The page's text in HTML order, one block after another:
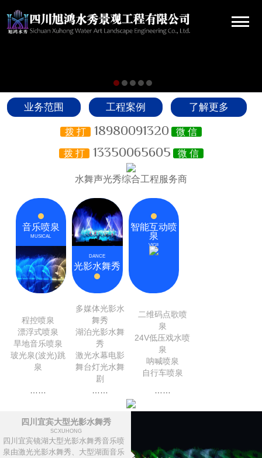
业务范围 工程案例 了解更多
拨 打 18980091320 微 信
拨 打 13350065605 微 信
水舞声光秀综合工程服务商
音乐喷泉
MUSICAL
DANCE
光影水舞秀
智能互动喷
泉
VIGIL
程控喷泉
漂浮式喷泉
旱地音乐喷泉
玻光泉(波光)跳
泉
多媒体光影水
舞秀
湖泊光影水舞
秀
激光水幕电影
舞台灯光水舞
剧
二维码点歌喷
泉
24V低压戏水喷
泉
呐喊喷泉
自行车喷泉
……
…… ……
四川宜宾大型光影水舞秀
SCXUHONG
四川宜宾镜湖大型光影水舞秀音乐喷
泉由激光光影水舞秀、大型湖面音乐